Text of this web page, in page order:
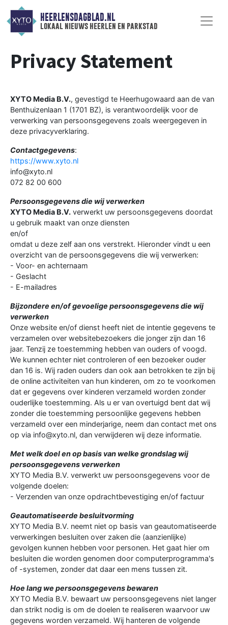
HEERLENSDAGBLAD.NL
lokaal nieuws heerlen en parkstad
Privacy Statement
XYTO Media B.V., gevestigd te Heerhugowaard aan de van
Benthuizenlaan 1 (1701 BZ), is verantwoordelijk voor de
verwerking van persoonsgegevens zoals weergegeven in
deze privacyverklaring.
Contactgegevens:
https://www.xyto.nl
info@xyto.nl
072 82 00 600
Persoonsgegevens die wij verwerken
XYTO Media B.V. verwerkt uw persoonsgegevens doordat
u gebruik maakt van onze diensten
en/of
omdat u deze zelf aan ons verstrekt. Hieronder vindt u een
overzicht van de persoonsgegevens die wij verwerken:
- Voor- en achternaam
- Geslacht
- E-mailadres
Bijzondere en/of gevoelige persoonsgegevens die wij
verwerken
Onze website en/of dienst heeft niet de intentie gegevens te
verzamelen over websitebezoekers die jonger zijn dan 16
jaar. Tenzij ze toestemming hebben van ouders of voogd.
We kunnen echter niet controleren of een bezoeker ouder
dan 16 is. Wij raden ouders dan ook aan betrokken te zijn bij
de online activiteiten van hun kinderen, om zo te voorkomen
dat er gegevens over kinderen verzameld worden zonder
ouderlijke toestemming. Als u er van overtuigd bent dat wij
zonder die toestemming persoonlijke gegevens hebben
verzameld over een minderjarige, neem dan contact met ons
op via info@xyto.nl, dan verwijderen wij deze informatie.
Met welk doel en op basis van welke grondslag wij
persoonsgegevens verwerken
XYTO Media B.V. verwerkt uw persoonsgegevens voor de
volgende doelen:
- Verzenden van onze opdrachtbevestiging en/of factuur
Geautomatiseerde besluitvorming
XYTO Media B.V. neemt niet op basis van geautomatiseerde
verwerkingen besluiten over zaken die (aanzienlijke)
gevolgen kunnen hebben voor personen. Het gaat hier om
besluiten die worden genomen door computerprogramma's
of -systemen, zonder dat daar een mens tussen zit.
Hoe lang we persoonsgegevens bewaren
XYTO Media B.V. bewaart uw persoonsgegevens niet langer
dan strikt nodig is om de doelen te realiseren waarvoor uw
gegevens worden verzameld. Wij hanteren de volgende